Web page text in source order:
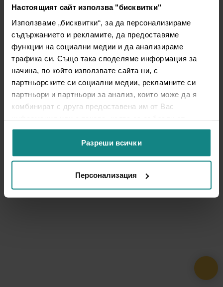
Настоящият сайт използва "бисквитки"
Използваме „бисквитки“, за да персонализираме
съдържанието и рекламите, да предоставяме
функции на социални медии и да анализираме
трафика си. Също така споделяме информация за
начина, по който използвате сайта ни, с
партньорските си социални медии, рекламните си
партньори и партньори за анализ, които може да я
комбинират с друга предоставена им от Вас
ползването от Ваша страна на услугите им.
Разреши всички
Персонализация